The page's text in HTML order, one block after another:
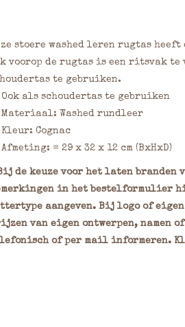
stoere washed leren rugtas
voorop de rugtas is een ritsvak
te gebruiken.
Ook als schoudertas te gebruiken
Materiaal: Washed rundleer
Kleur: Cognac
Afmeting: = 29 x 32 x 12 cm (BxHxD)
de keuze voor het laten branden
in het bestelformulier
aangeven. Bij logo of eigen
van eigen ontwerpen, namen
of per mail informeren.